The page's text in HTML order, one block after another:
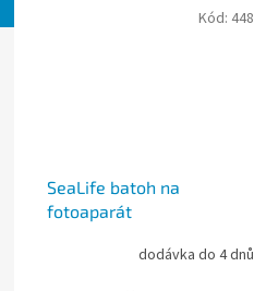
SeaLife batoh na
fotoaparát
dodávka do 4 dnů
Kód: 448